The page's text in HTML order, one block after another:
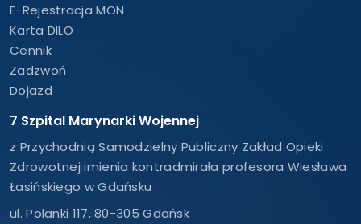
E-Rejestracja MON
Karta DILO
Cennik
Zadzwoń
Dojazd
7 Szpital Marynarki Wojennej
z Przychodnią Samodzielny Publiczny Zakład Opieki
Zdrowotnej imienia kontradmirała profesora Wiesława
Łasińskiego w Gdańsku
ul. Polanki 117, 80-305 Gdańsk